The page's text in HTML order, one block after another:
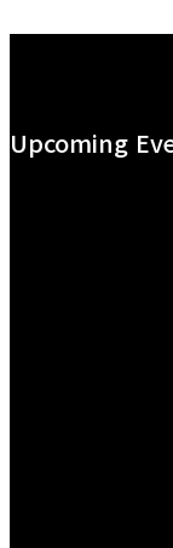
Upcoming